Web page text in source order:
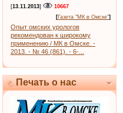
[13.11.2013]
10667
[Газета "МК в Омске"]
Опыт омских урологов
рекомендован к широкому
применению / МК в Омске. -
2013. - № 46 (861). - 6-...
Печать о нас